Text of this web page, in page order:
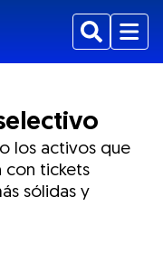
BuscarMenu
los activos que
con tickets
sólidas y